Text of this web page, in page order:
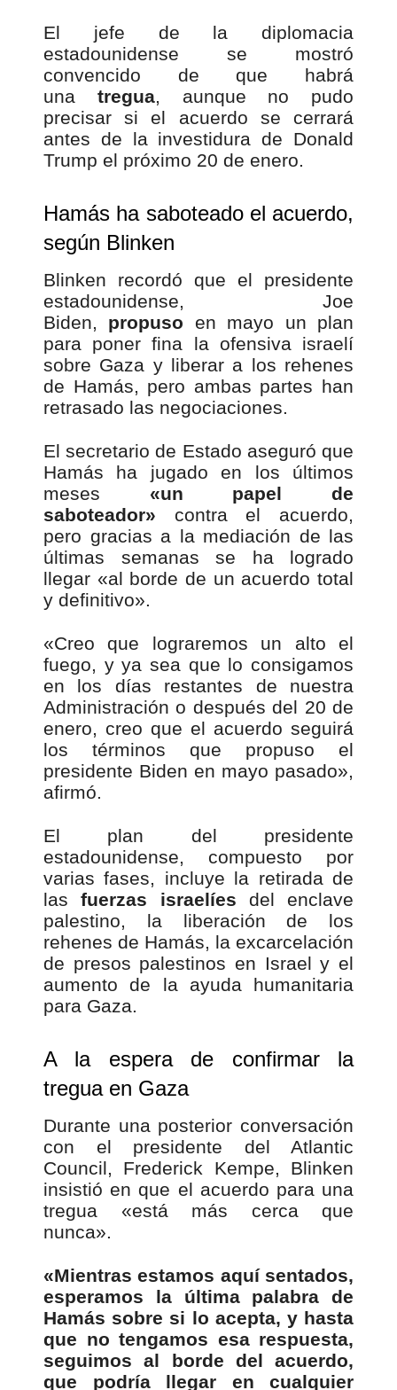
El jefe de la diplomacia
estadounidense se mostró
convencido de que habrá
una tregua, aunque no pudo
precisar si el acuerdo se cerrará
antes de la investidura de Donald
Trump el próximo 20 de enero.
Hamás ha saboteado el acuerdo,
según Blinken
Blinken recordó que el presidente
estadounidense, Joe
Biden, propuso en mayo un plan
para poner fina la ofensiva israelí
sobre Gaza y liberar a los rehenes
de Hamás, pero ambas partes han
retrasado las negociaciones.
El secretario de Estado aseguró que
Hamás ha jugado en los últimos
meses «un papel de
saboteador» contra el acuerdo,
pero gracias a la mediación de las
últimas semanas se ha logrado
llegar «al borde de un acuerdo total
y definitivo».
«Creo que lograremos un alto el
fuego, y ya sea que lo consigamos
en los días restantes de nuestra
Administración o después del 20 de
enero, creo que el acuerdo seguirá
los términos que propuso el
presidente Biden en mayo pasado»,
afirmó.
El plan del presidente
estadounidense, compuesto por
varias fases, incluye la retirada de
lasfuerzas israelíes del enclave
palestino, la liberación de los
rehenes de Hamás, la excarcelación
de presos palestinos en Israel y el
aumento de la ayuda humanitaria
para Gaza.
A la espera de confirmar la
tregua en Gaza
Durante una posterior conversación
con el presidente del Atlantic
Council, Frederick Kempe, Blinken
insistió en que el acuerdo para una
tregua «está más cerca que
nunca».
«Mientras estamos aquí sentados,
esperamos la última palabra de
Hamás sobre si lo acepta, y hasta
que no tengamos esa respuesta,
seguimos al borde del acuerdo,
que podría llegar en cualquier